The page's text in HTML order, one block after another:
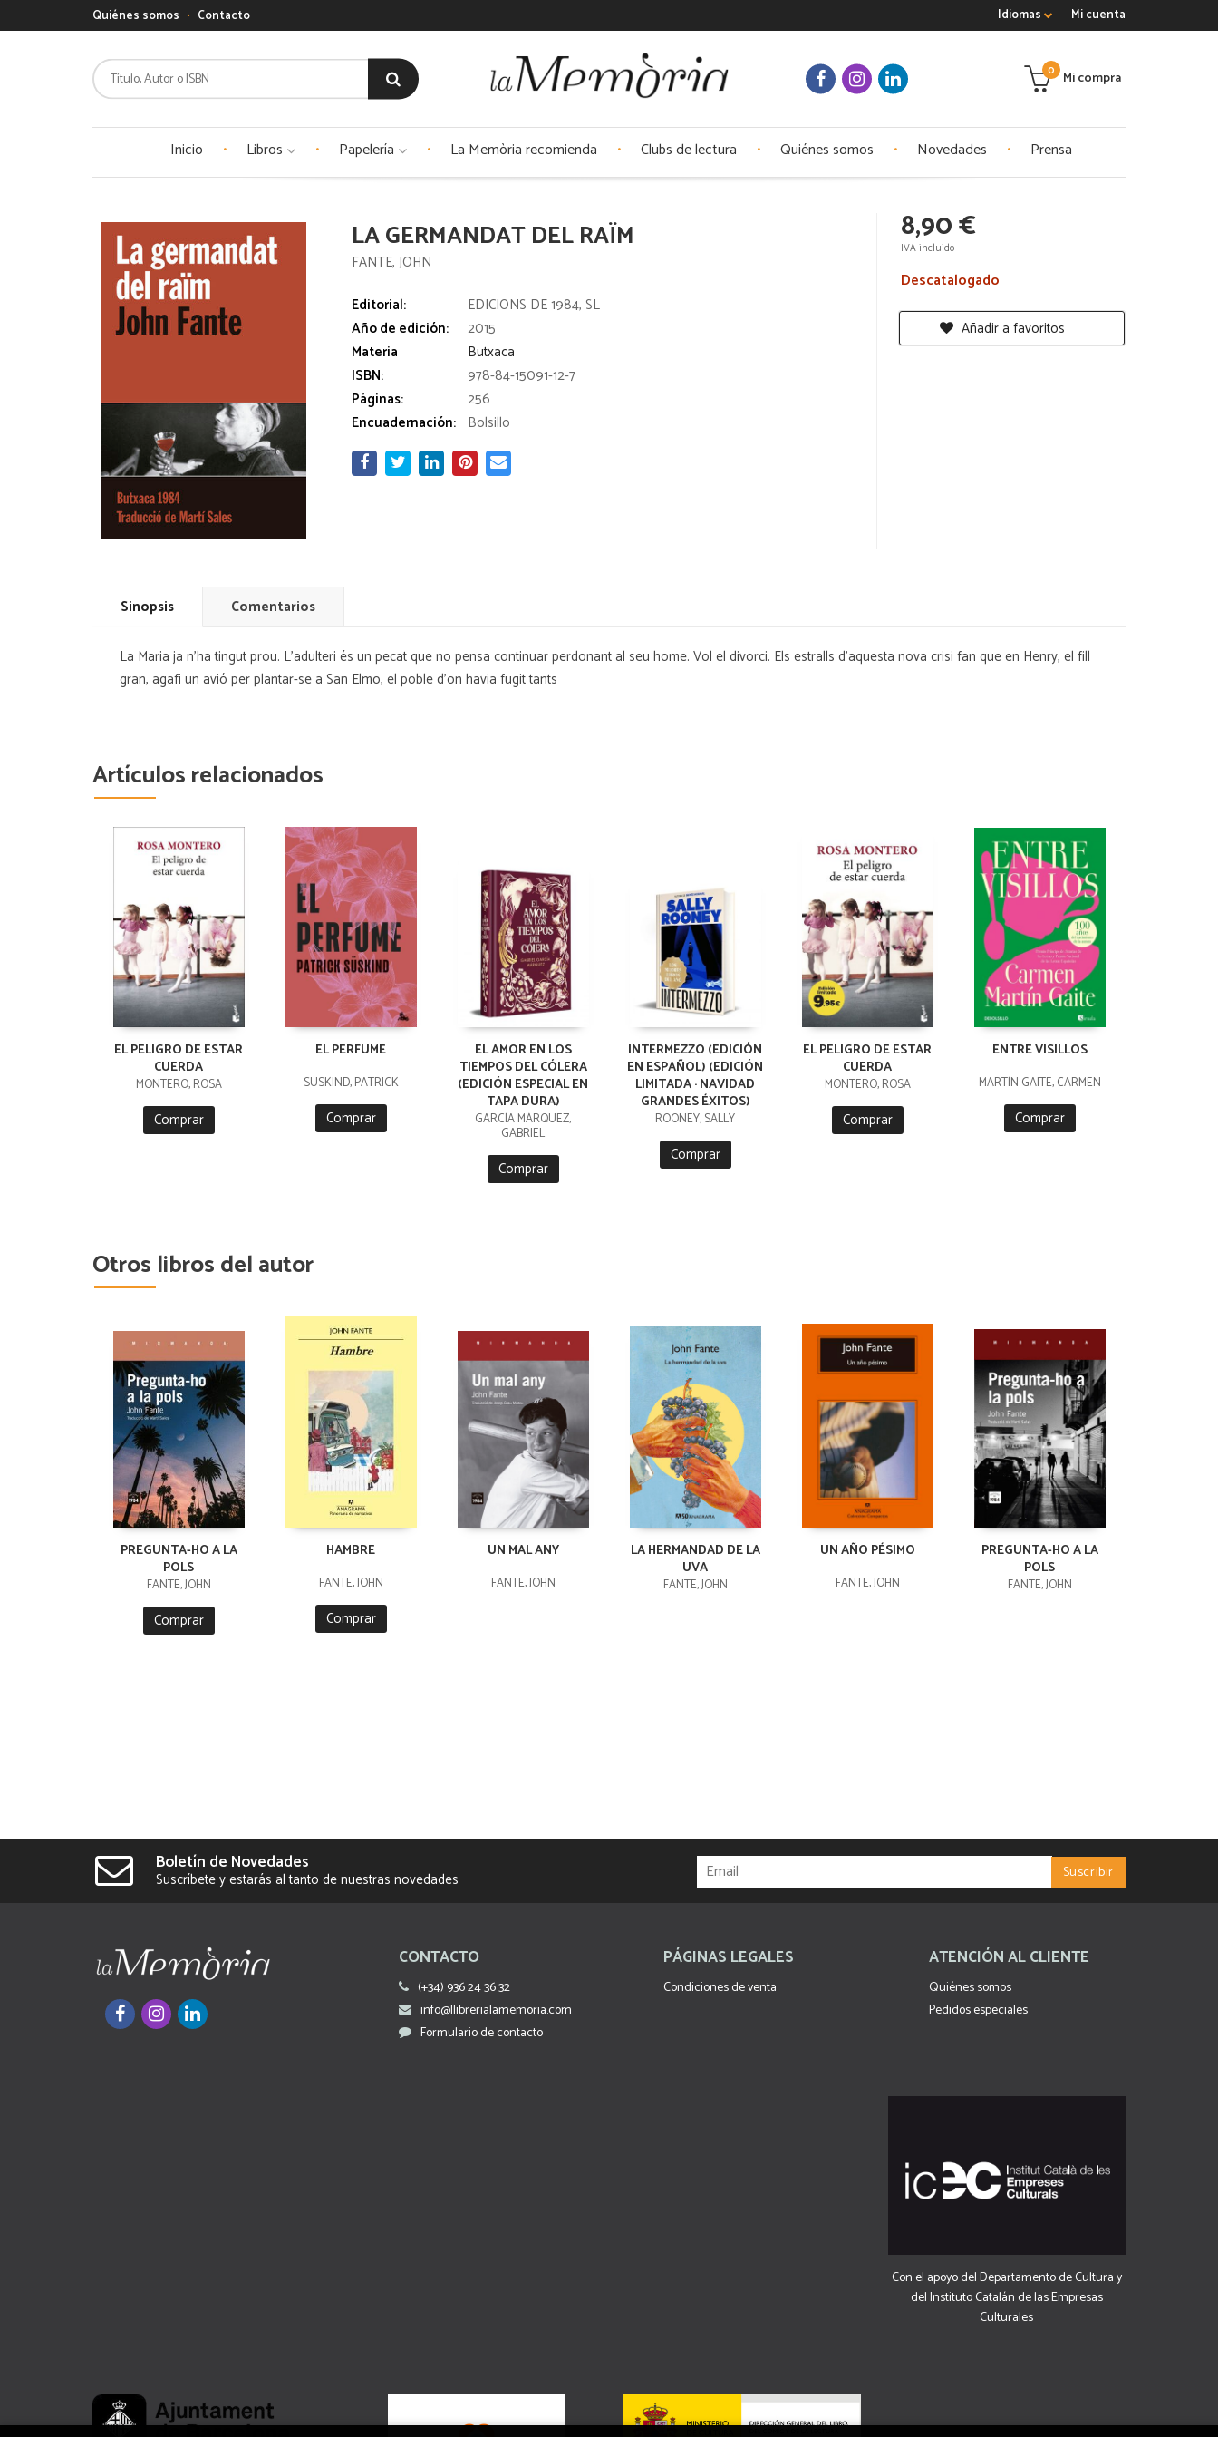
Mi cuenta
Idiomas
Quiénes somos Contacto
Mi compra
0
Inicio Libros Papelería La Memòria recomienda Clubs de lectura Quiénes somos Novedades Prensa
LA GERMANDAT DEL RAÏM
FANTE, JOHN
Editorial:
EDICIONS DE 1984, SL
Año de edición:
2015
Materia
Butxaca
ISBN:
978-84-15091-12-7
Páginas:
256
Encuadernación: Bolsillo
8,90 €
IVA incluido
Descatalogado
Añadir a favoritos
Sinopsis Comentarios
La Maria ja n'ha tingut prou. L'adulteri és un pecat que no pensa continuar perdonant al seu home. Vol el divorci. Els estralls d'aquesta nova crisi fan que en Henry, el fill
gran, agafi un avió per plantar-se a San Elmo, el poble d'on havia fugit tants
Artículos relacionados
EL PELIGRO DE ESTAR
CUERDA
MONTERO, ROSA
Comprar
EL PERFUME
SÜSKIND, PATRICK
Comprar
EL AMOR EN LOS
TIEMPOS DEL CÓLERA
(EDICIÓN ESPECIAL EN
TAPA DURA)
GARCÍA MÁRQUEZ,
GABRIEL
Comprar
INTERMEZZO (EDICIÓN
EN ESPAÑOL) (EDICIÓN
LIMITADA · NAVIDAD
GRANDES ÉXITOS)
ROONEY, SALLY
Comprar
EL PELIGRO DE ESTAR
CUERDA
MONTERO, ROSA
Comprar
ENTRE VISILLOS
MARTÍN GAITE, CARMEN
Comprar
Otros libros del autor
PREGUNTA-HO A LA
POLS
FANTE, JOHN
Comprar
HAMBRE
FANTE, JOHN
Comprar
UN MAL ANY
FANTE, JOHN
LA HERMANDAD DE LA
UVA
FANTE, JOHN
UN AÑO PÉSIMO
FANTE, JOHN
PREGUNTA-HO A LA
POLS
FANTE, JOHN
Boletín de Novedades
Suscríbete y estarás al tanto de nuestras novedades
CONTACTO
(+34) 936 24 36 32
info@llibrerialamemoria.com
Formulario de contacto
PÁGINAS LEGALES
Condiciones de venta
ATENCIÓN AL CLIENTE
Quiénes somos
Pedidos especiales
Con el apoyo del Departamento de Cultura y
del Instituto Catalán de las Empresas
Culturales